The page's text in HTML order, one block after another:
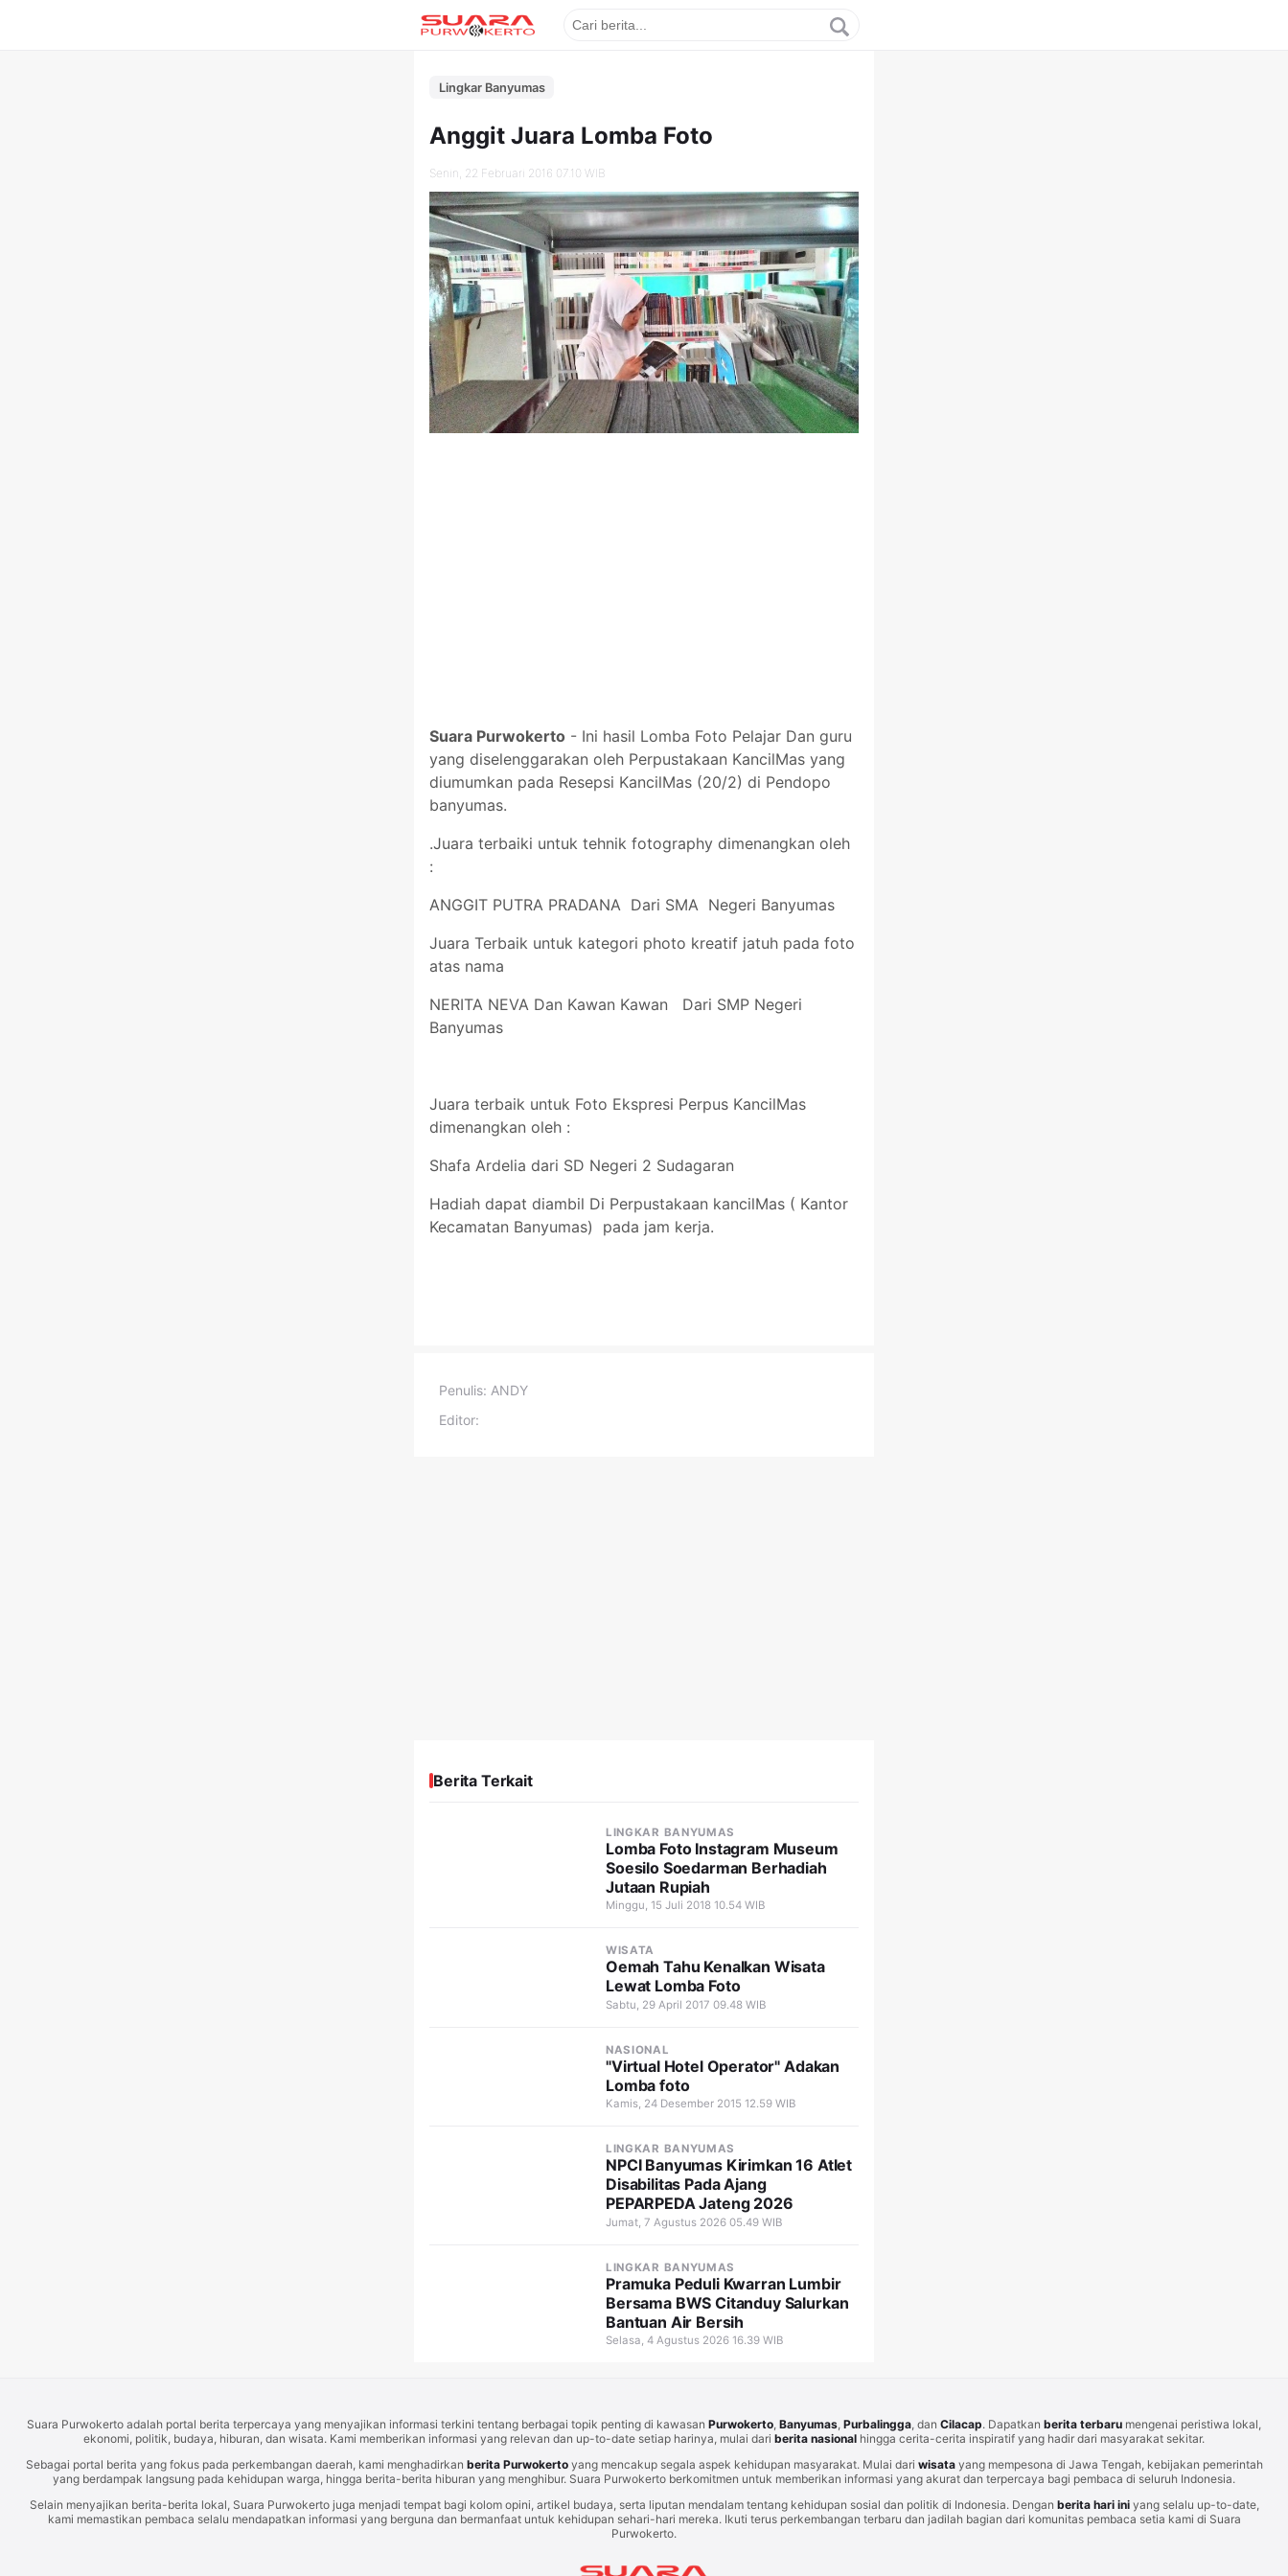
Lingkar Banyumas
Anggit Juara Lomba Foto
Senin, 22 Februari 2016 07.10 WIB
Suara Purwokerto - Ini hasil Lomba Foto Pelajar Dan guru
yang diselenggarakan oleh Perpustakaan KancilMas yang
diumumkan pada Resepsi KancilMas (20/2) di Pendopo
banyumas.
.Juara terbaiki untuk tehnik fotography dimenangkan oleh
:
ANGGIT PUTRA PRADANA Dari SMA Negeri Banyumas
Juara Terbaik untuk kategori photo kreatif jatuh pada foto
atas nama
NERITA NEVA Dan Kawan Kawan Dari SMP Negeri
Banyumas
Juara terbaik untuk Foto Ekspresi Perpus KancilMas
dimenangkan oleh :
Shafa Ardelia dari SD Negeri 2 Sudagaran
Hadiah dapat diambil Di Perpustakaan kancilMas ( Kantor
Kecamatan Banyumas) pada jam kerja.
Penulis: ANDY
Editor:
Berita Terkait
LINGKAR BANYUMAS
Lomba Foto Instagram Museum
Soesilo Soedarman Berhadiah
Jutaan Rupiah
Minggu, 15 Juli 2018 10.54 WIB
WISATA
Oemah Tahu Kenalkan Wisata
Lewat Lomba Foto
Sabtu, 29 April 2017 09.48 WIB
NASIONAL
"Virtual Hotel Operator" Adakan
Lomba foto
Kamis, 24 Desember 2015 12.59 WIB
LINGKAR BANYUMAS
NPCI Banyumas Kirimkan 16 Atlet
Disabilitas Pada Ajang
PEPARPEDA Jateng 2026
Jumat, 7 Agustus 2026 05.49 WIB
LINGKAR BANYUMAS
Pramuka Peduli Kwarran Lumbir
Bersama BWS Citanduy Salurkan
Bantuan Air Bersih
Selasa, 4 Agustus 2026 16.39 WIB
Suara Purwokerto adalah portal berita terpercaya yang menyajikan informasi terkini tentang berbagai topik penting di kawasan Purwokerto, Banyumas, Purbalingga, dan Cilacap. Dapatkan berita terbaru mengenai peristiwa lokal,
ekonomi, politik, budaya, hiburan, dan wisata. Kami memberikan informasi yang relevan dan up-to-date setiap harinya, mulai dari berita nasional hingga cerita-cerita inspiratif yang hadir dari masyarakat sekitar.
Sebagai portal berita yang fokus pada perkembangan daerah, kami menghadirkan berita Purwokertoyang mencakup segala aspek kehidupan masyarakat. Mulai dari wisatayang mempesona di Jawa Tengah, kebijakan pemerintah
yang berdampak langsung pada kehidupan warga, hingga berita-berita hiburan yang menghibur. Suara Purwokerto berkomitmen untuk memberikan informasi yang akurat dan terpercaya bagi pembaca di seluruh Indonesia.
Selain menyajikan berita-berita lokal, Suara Purwokerto juga menjadi tempat bagi kolom opini, artikel budaya, serta liputan mendalam tentang kehidupan sosial dan politik di Indonesia. Dengan berita hari iniyang selalu up-to-date,
kami memastikan pembaca selalu mendapatkan informasi yang berguna dan bermanfaat untuk kehidupan sehari-hari mereka. Ikuti terus perkembangan terbaru dan jadilah bagian dari komunitas pembaca setia kami di Suara
Purwokerto.